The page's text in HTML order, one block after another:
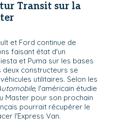
Transit sur la
et Ford continue de
faisant état d'un
et Puma sur les bases
deux constructeurs se
utilitaires. Selon les
, l'américain étudie
Master pour son prochain
pourrait récupérer le
l'Express Van.